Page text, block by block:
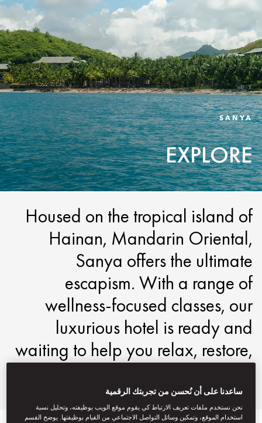
SANYA
EXPLORE
Housed on the tropical island of
Hainan, Mandarin Oriental,
Sanya offers the ultimate
escapism. With a range of
wellness-focused classes, our
luxurious hotel is ready and
waiting to help you relax, restore,
ساعدنا على أن نُحسن من تجربتك الرقمية
نحن نستخدم ملفات تعريف الارتباط كي يقوم موقع الويب بوظيفته، وتحليل نسبة
استخدام الموقع، وتمكين وسائل التواصل الاجتماعي من القيام بوظيفتها. يوضح القسم